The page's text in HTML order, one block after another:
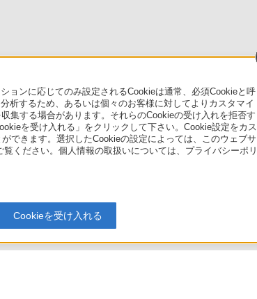
ョンに応じてのみ設定されるCookieは通常、必須Cookieと呼
析するため、あるいは個々のお客様に対してよりカスタマイ
集する場合があります。それらのCookieの受け入れを拒否す
を受け入れる」をクリックして下さい。Cookie設定をカス
できます。選択したCookieの設定によっては、このウェブサ
ください。個人情報の取扱いについては、プライバシーポリ
Cookieを受け入れる